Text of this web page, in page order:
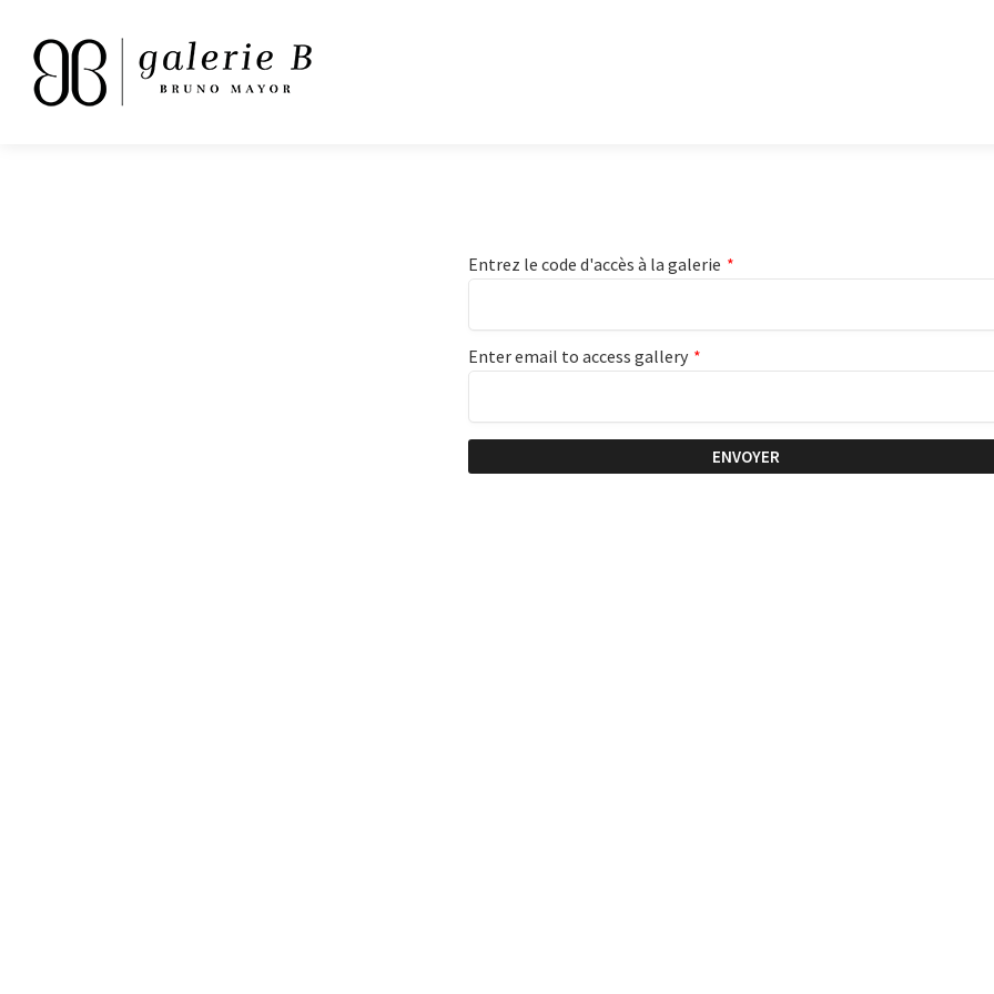
Entrez le code d'accès à la galerie *
Enter email to access gallery *
ENVOYER